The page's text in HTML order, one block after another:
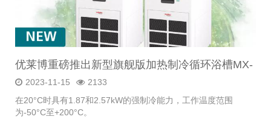
优莱博重磅推出新型旗舰版加热制冷循环浴槽MX-
1800F & 2500F
2023-11-15
2133
在20°C时具有1.87和2.57kW的强制冷能力，工作温度范围
为-50°C至+200°C。